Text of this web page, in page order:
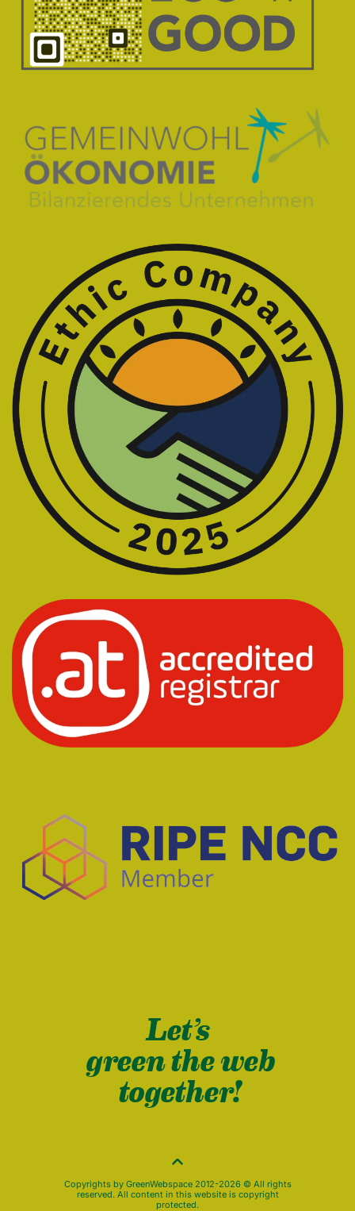
Let’s
green the web
together!
Copyrights by GreenWebspace 2012-2026 © All rights
reserved. All content in this website is copyright
protected.